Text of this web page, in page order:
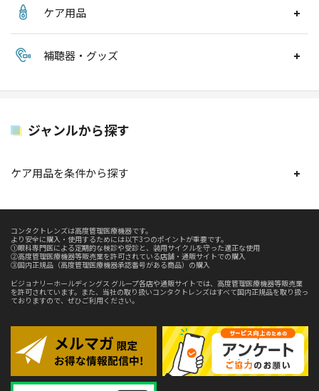
ケア用品
補聴器・グッズ
ジャンルから探す
ケア用品を条件から探す
コンタクトレンズは高度管理医療機器です。
より安全に購入・使用するためには以下3つのポイントが重要です。
①眼科専門医による定期的な検診や受診と、装用サイクルを守った適正な使用
②高度管理医療機器等販売業を許可されている店舗・通販サイトでの購入
③国内正規品（高度管理医療機器承認番号がある商品）の購入
ビジョナリーホールディングス グループ各店や通販サイトでは、高度管理医療機器等販売業
を許可されています。また、当社の取り扱いコンタクトレンズはすべて国内正規品を取り扱っ
ておりますので、ぜひご利用ください。